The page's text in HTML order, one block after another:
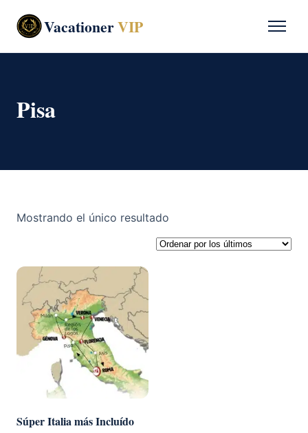
VacationerVIP
Pisa
Mostrando el único resultado
Súper Italia más Incluído